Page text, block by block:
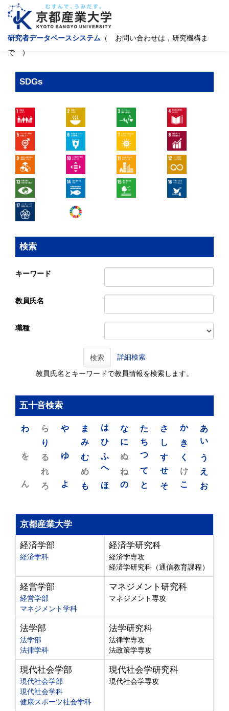
研究者データベースシステム （ お問い合わせは，研究機構ま
で ）
SDGs
検索
キーワード
教員氏名
職種
検索 詳細検索
教員氏名とキーワードで教員情報を検索します。
五十音検索
あ
い
う
え
お
か
き
く
け
こ
さ
し
す
せ
そ
た
ち
つ
て
と
な
に
ぬ
ね
の
は
ひ
ふ
へ
ほ
ま
み
む
め
も
や
ゆ
よ
ら
り
る
れ
ろ
わ
を
ん
京都産業大学
経済学部
経済学科
経済学研究科
経済学専攻
経済学研究科（通信教育課程）
経営学部
経営学部
マネジメント学科
マネジメント研究科
マネジメント専攻
法学部
法学部
法律学科
法学研究科
法律学専攻
法政策学専攻
現代社会学部
現代社会学部
現代社会学科
健康スポーツ社会学科
現代社会学研究科
現代社会学専攻